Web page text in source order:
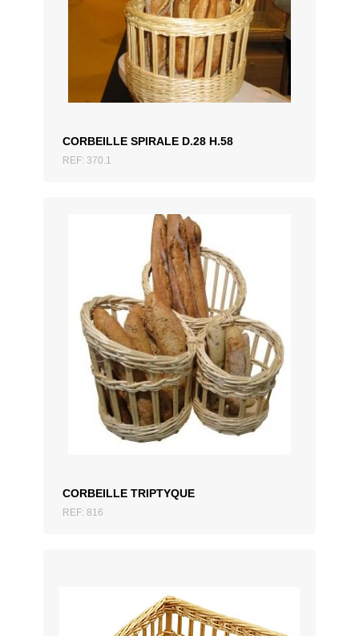
CORBEILLE SPIRALE D.28 H.58
REF: 370.1
AJOUTER AU DEVIS
CORBEILLE TRIPTYQUE
REF: 816
AJOUTER AU DEVIS